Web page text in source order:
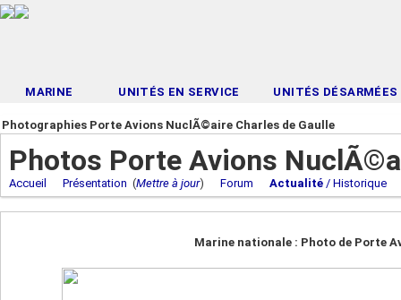
MARINE UNITÉS EN SERVICE UNITÉS DÉSARMÉES
Photographies Porte Avions NuclÃ©aire Charles de Gaulle
Photos Porte Avions
Accueil Présentation (Mettre à jour) Forum Actualité / Historique
Marine nationale : Photo de Porte